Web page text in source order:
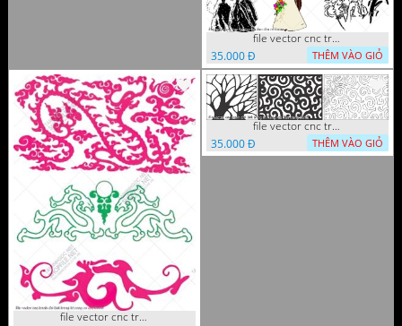
file vector cnc tranh decor co dau chu re
35.000 Đ
THÊM VÀO GIỎ
file vector cnc tranh chi tiet trang tri rong co cnc
file vector cnc tranh chi tiet trang tri hang rao den trang
35.000 Đ
THÊM VÀO GIỎ